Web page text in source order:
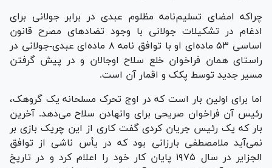
چراکه امضای تسلیم‌نامه مظلوم عبدی در برابر جولانی برای
ادغام در تشکیلات جولانی با وجود تضاد‌های مصرح قانون
اساسی ۵۳ ماده‌ای او با توافق نامه ۸ ماده‌ای عبدی-جولانی در
راستای همان فراخوان خلع سلاح اوجالان و در پیش گرفتن
مسیر جدید توسط پ‎ک‎ک و اقمار آن است.
اما برای اولین بار است که در اوج تحرک مسلحانه یک گروهک،
رئیس آن فراخوان صریحی برای وانهادن سلاح می‌دهد. آخرین
بار که یک رئیس جریان کردی گفت کاری از این چریک بازی بر
نمی‌آید ملامصطفی بارزانی بود که در یأس ناشی از توافق
الجزایر در سال ۱۹۷۵ پایان کار خود را اعلام کرد و در تاریخ